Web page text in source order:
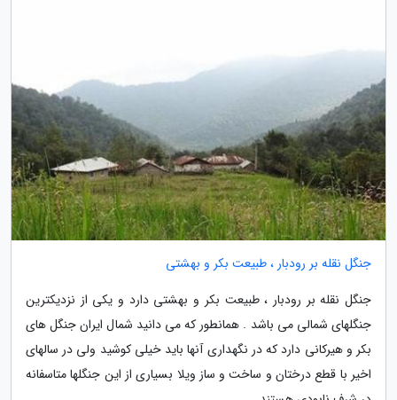
جنگل نقله بر رودبار ، طبیعت بکر و بهشتی
جنگل نقله بر رودبار ، طبیعت بکر و بهشتی دارد و یکی از نزدیکترین
جنگلهای شمالی می باشد . همانطور که می دانید شمال ایران جنگل های
بکر و هیرکانی دارد که در نگهداری آنها باید خیلی کوشید ولی در سالهای
اخیر با قطع درختان و ساخت و ساز ویلا بسیاری از این جنگلها متاسفانه